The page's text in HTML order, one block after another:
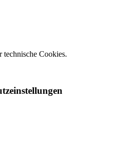
technische Cookies.